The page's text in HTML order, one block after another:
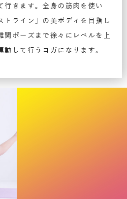
行きます。全身の筋肉を使い
トライン」の美ボディを目指し
関ポーズまで徐々にレベルを上
動して行うヨガになります。